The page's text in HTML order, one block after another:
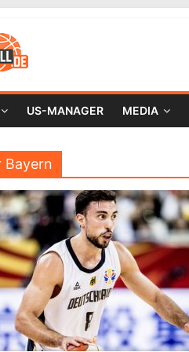
US-MANAGER MEDIA
Bayern